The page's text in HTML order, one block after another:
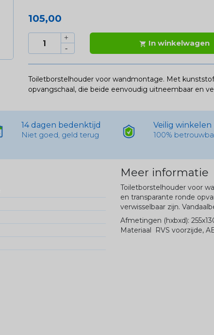
105,00
 In winkelwagen
Toiletborstelhouder voor wandmontage. Met
opvangschaal, die beide eenvoudig uitneembaar en
14 dagen bedenktijd
Niet goed, geld terug
Veilig winkelen
100%
Meer informatie
Toiletborstelhouder voor
en transparante ronde
verwisselbaar zijn.
Afmetingen (hxbxd):
Materiaal RVS voorzijde,